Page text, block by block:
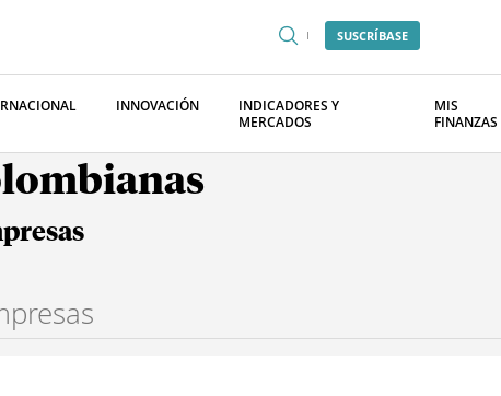
SUSCRÍBASE
INNOVACIÓN
INDICADORES Y
MERCADOS
MIS
FINANZAS